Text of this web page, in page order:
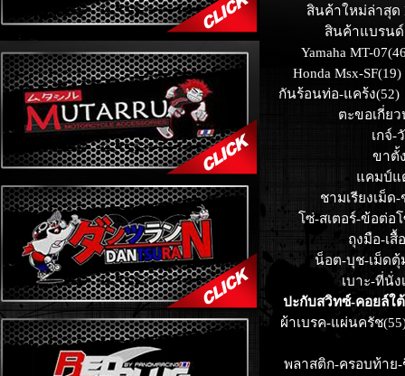
สินค้าใหม่ล่าสุด
สินค้าแบรนด์
Yamaha MT-
Honda Msx-SF(19)
กันร้อนท่อ-แคร้ง(52)
ตะขอเกี่ย
เกจ์-
ขาตั้
แคมป์แ
ชามเรียงเม็
โซ่-สเตอร์-ข้อต่อ
ถุงมือ-เสื้
น็อต-บุช-เม็ดตุ้
เบาะ-ที่นั่ง
ปะกับสวิทซ์-คอยล์ใต้
ผ้าเบรค-แผ่นครัช
พลาสติก-ครอบท้าย